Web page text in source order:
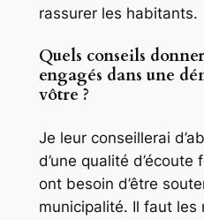
rassurer les habitants.
Quels conseils
engagés dans une
vôtre ?
Je leur conseillerai
d’une qualité
ont besoin d’être
municipalité. Il faut les